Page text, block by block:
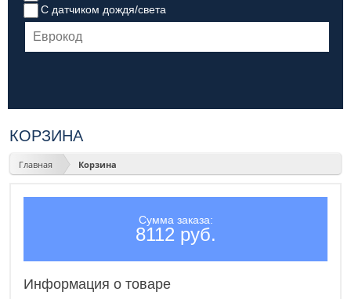
С датчиком дождя/света
КОРЗИНА
Главная Корзина
Сумма заказа:
8112 руб.
Информация о товаре